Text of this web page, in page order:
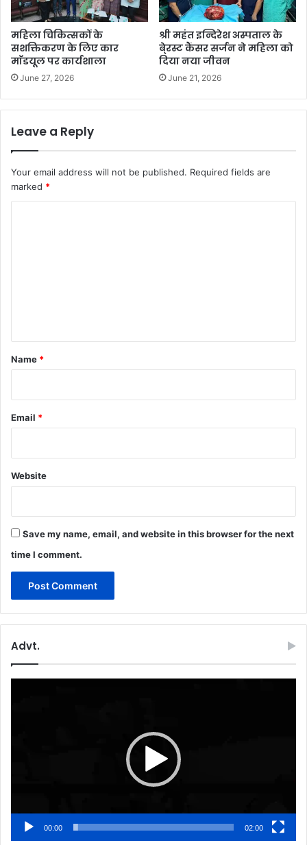
महिला चिकित्सकों के
सशक्तिकरण के लिए कार
माॅडयूल पर कार्यशाला
June 27, 2026
श्री महंत इन्दिरेश अस्पताल के
बे्रस्ट कैंसर सर्जन ने महिला को
दिया नया जीवन
June 21, 2026
Leave a Reply
Your email address will not be published. Required fields are
marked *
*
Name *
Email *
Website
Save my name, email, and website in this browser for the next
time I comment.
Advt.
00:00 02:00